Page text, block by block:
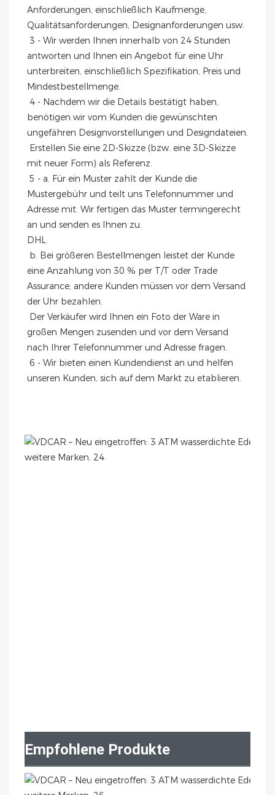
Anforderungen, einschließlich Kaufmenge,
Qualitätsanforderungen, Designanforderungen usw.
antworten und Ihnen ein Angebot für eine Uhr
unterbreiten, einschließlich Spezifikation, Preis und
Mindestbestellmenge.
benötigen wir vom Kunden die gewünschten
ungefähren Designvorstellungen und Designdateien.
mit neuer Form) als Referenz.
Mustergebühr und teilt uns Telefonnummer und
Adresse mit. Wir fertigen das Muster termingerecht
an und senden es Ihnen zu.
DHL.
eine Anzahlung von 30 % per T/T oder Trade
Assurance; andere Kunden müssen vor dem Versand
der Uhr bezahlen.
großen Mengen zusenden und vor dem Versand
nach Ihrer Telefonnummer und Adresse fragen.
unseren Kunden, sich auf dem Markt zu etablieren.
Empfohlene Produkte